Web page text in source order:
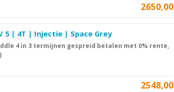
2650,00
5 | 4T | Injectie | Space Grey
4 in 3 termijnen gespreid betalen met 0% rente,
2548,00